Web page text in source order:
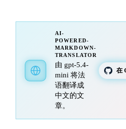
AI-
POWERED-
MARKDOWN-
TRANSLATOR
由 gpt-5.4-
mini 将法
语翻译成
中文的文
章。
在